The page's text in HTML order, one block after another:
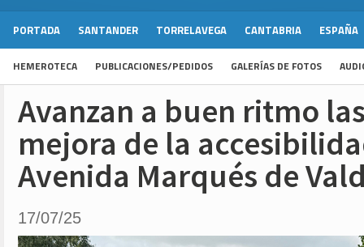
PORTADA SANTANDER TORRELAVEGA CANTABRIA ESPAÑA
HEMEROTECA PUBLICACIONES/PEDIDOS GALERÍAS DE FOTOS
Avanzan a buen ritmo
mejora de la
Avenida Marqués de
17/07/25